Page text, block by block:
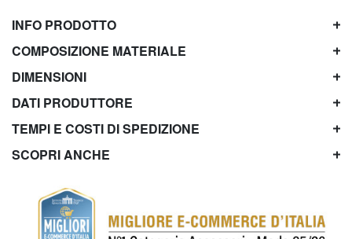
INFO PRODOTTO
COMPOSIZIONE MATERIALE
DIMENSIONI
DATI PRODUTTORE
TEMPI E COSTI DI SPEDIZIONE
SCOPRI ANCHE